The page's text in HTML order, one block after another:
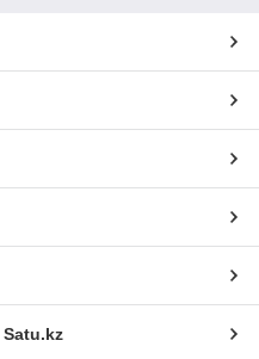
Satu.kz